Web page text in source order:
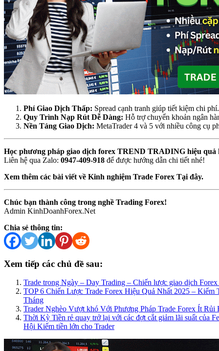
Phí Giao Dịch Thấp: Spread cạnh tranh giúp tiết kiệm chi phí.
Quy Trình Nạp Rút Dễ Dàng: Hỗ trợ chuyển khoản ngân
Nền Tảng Giao Dịch: MetaTrader 4 và 5 với nhiều công cụ
Học phương pháp giao dịch forex TREND TRADING hiệu quả
Liên hệ qua Zalo: 0947-409-918 để được hướng dẫn chi tiết nhé!
Xem thêm các bài viết về Kinh nghiệm Trade Forex Tại đây.
Chúc bạn thành công trong nghề Trading Forex!
Admin KinhDoanhForex.Net
Chia sẻ thông tin:
Xem tiếp các chủ đề sau:
Trade trong Ngày – Day Trading – Chiến lược giao dịch
TOP 6 Chiến Lược Trade Forex Hiệu Quả Nhất 2025 –
Tháng
Trader Nghèo Vượt khó Với Phương Pháp Trade Forex Ít Rủi
Thời Kỳ Tiền rẻ quay trở lại với các đợt cắt giảm lãi suất của
Hội Kiếm tiền lớn cho Trader